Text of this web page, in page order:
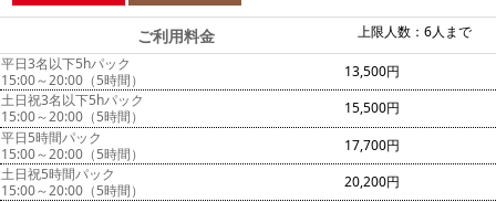
上限人数：6人まで
ご利用料金
平日3名以下5hパック
15:00～20:00（5時間）
13,500円
土日祝3名以下5hパック
15:00～20:00（5時間）
15,500円
平日5時間パック
15:00～20:00（5時間）
17,700円
土日祝5時間パック
15:00～20:00（5時間）
20,200円